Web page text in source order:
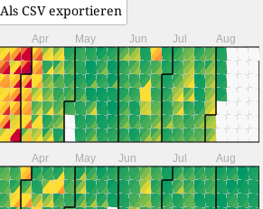
Als CSV exportieren
Apr May Jun Jul Aug
Apr May Jun Jul Aug